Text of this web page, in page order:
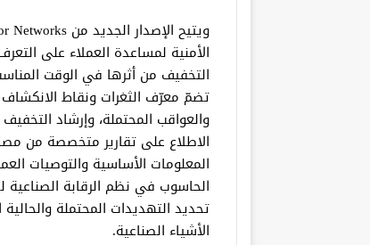
الأمنية لمساعدة العملاء على
التخفيف من أثرها في الوقت
والعواقب المحتملة، وإرشاد
الاطلاع على تقارير متخصصة من
المعلومات الأساسية والتوصيات
الحاسوب في نظم الرقابة
تحديد التهديدات المحتملة
الأشياء الصناعية.